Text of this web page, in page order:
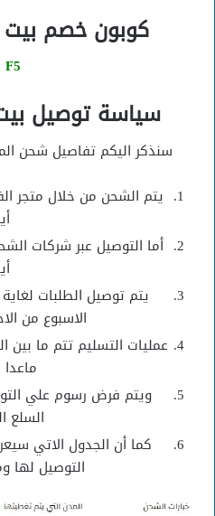
كوبون خصم بيت
F5
سياسة توصيل بيت
سنذكر اليكم تفاصيل شحن
يتم توصيل الطلبات
الاسبوع من
ويتم فرض رسوم علي
السلع
كما أن الجدول الاتي
التوصيل لها